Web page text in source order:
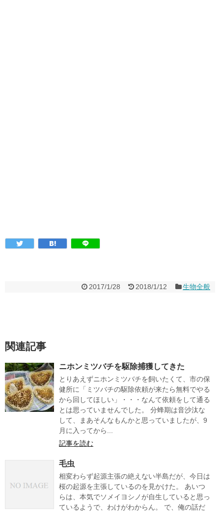
2017/1/28 2018/1/12 生物全般
関連記事
ニホンミツバチを駆除捕獲してきた
とりあえずニホンミツバチを飼いたくて、市の保
健所に「ミツバチの駆除依頼が来たら無料でやる
から回してほしい」・・・なんて依頼をして通る
とは思っていませんでした。 分蜂期は音沙汰な
して、まあそんなもんかと思っていましたが、9
月に入ってから...
記事を読む
毛虫
相変わらず起源主張の絶えない半島だが、今日は
桜の起源を主張しているのを見かけた。 あいつ
らは、本気でソメイヨシノが自生していると思っ
ているようで、わけがわからん。 で、俺の話だ